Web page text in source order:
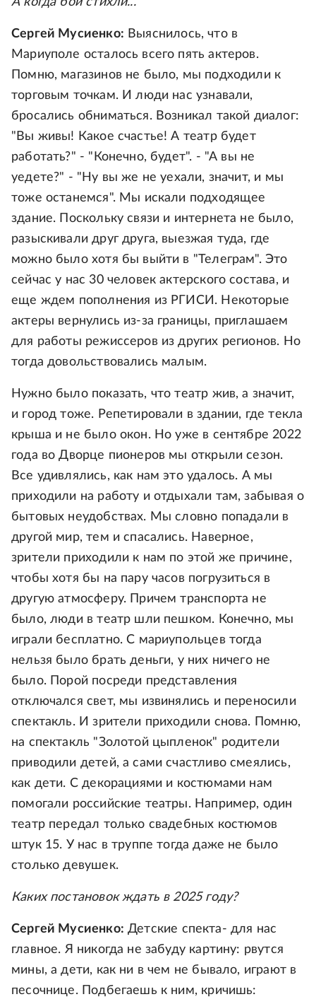
Сергей Мусиенко: Выяснилось, что в
Мариуполе осталось всего пять актеров.
Помню, магазинов не было, мы подходили к
торговым точкам. И люди нас узнавали,
бросались обниматься. Возникал такой диалог:
"Вы живы! Какое счастье! А театр будет
работать?" - "Конечно, будет". - "А вы не
уедете?" - "Ну вы же не уехали, значит, и мы
тоже останемся". Мы искали подходящее
здание. Поскольку связи и интернета не было,
разыскивали друг друга, выезжая туда, где
можно было хотя бы выйти в "Телеграм". Это
сейчас у нас 30 человек актерского состава, и
еще ждем пополнения из РГИСИ. Некоторые
актеры вернулись из-за границы, приглашаем
для работы режиссеров из других регионов. Но
тогда довольствовались малым.
Нужно было показать, что театр жив, а значит,
и город тоже. Репетировали в здании, где текла
крыша и не было окон. Но уже в сентябре 2022
года во Дворце пионеров мы открыли сезон.
Все удивлялись, как нам это удалось. А мы
приходили на работу и отдыхали там, забывая о
бытовых неудобствах. Мы словно попадали в
другой мир, тем и спасались. Наверное,
зрители приходили к нам по этой же причине,
чтобы хотя бы на пару часов погрузиться в
другую атмосферу. Причем транспорта не
было, люди в театр шли пешком. Конечно, мы
играли бесплатно. С мариупольцев тогда
нельзя было брать деньги, у них ничего не
было. Порой посреди представления
отключался свет, мы извинялись и переносили
спектакль. И зрители приходили снова. Помню,
на спектакль "Золотой цыпленок" родители
приводили детей, а сами счастливо смеялись,
как дети. С декорациями и костюмами нам
помогали российские театры. Например, один
театр передал только свадебных костюмов
штук 15. У нас в труппе тогда даже не было
столько девушек.
Каких постановок ждать в 2025 году?
Сергей Мусиенко: Детские спекта- для нас
главное. Я никогда не забуду картину: рвутся
мины, а дети, как ни в чем не бывало, играют в
песочнице. Подбегаешь к ним, кричишь: